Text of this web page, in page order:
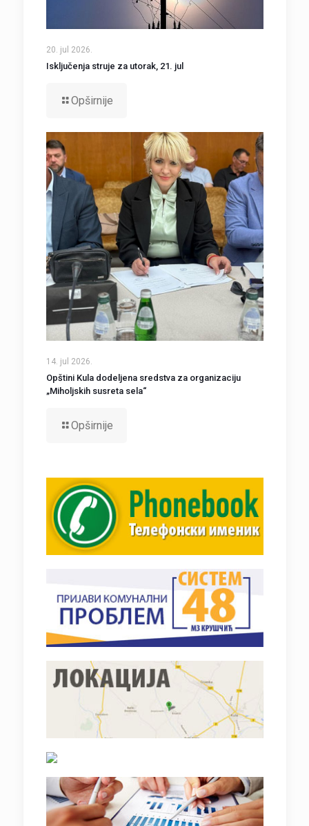
20. jul 2026.
Isključenja struje za utorak, 21. jul
Opširnije
14. jul 2026.
Opštini Kula dodeljena sredstva za organizaciju
„Miholjskih susreta sela“
Opširnije